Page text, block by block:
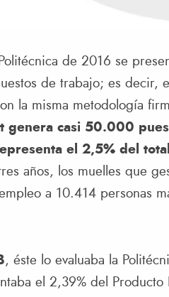
de 2016 se
de trabajo; es decir,
la misma metodología
genera casi 50.000
el 2,5% del
años, los muelles que
a 10.414 personas
, éste lo evaluaba la
el 2,39% del